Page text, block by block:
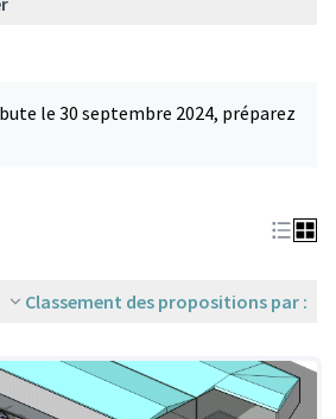
le 30 septembre 2024, préparez
Classement des propositions par :